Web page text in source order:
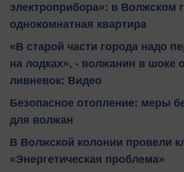
электроприбора»: в Волжском
однокомнатная квартира
«В старой части города надо
на лодках», - волжанин в шоке
ливневок: Видео
Безопасное отопление: меры
для волжан
В Волжской колонии провели
«Энергетическая проблема»